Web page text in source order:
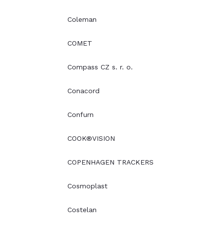
Coleman
COMET
Compass CZ s. r. o.
Conacord
Confurn
COOK®VISION
COPENHAGEN TRACKERS
Cosmoplast
Costelan